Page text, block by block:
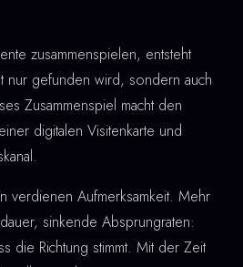
zusammenspielen, entsteht
nur gefunden wird, sondern auch
Zusammenspiel macht den
digitalen Visitenkarte und
verdienen Aufmerksamkeit. Mehr
sinkende Absprungraten:
die Richtung stimmt. Mit der Zeit